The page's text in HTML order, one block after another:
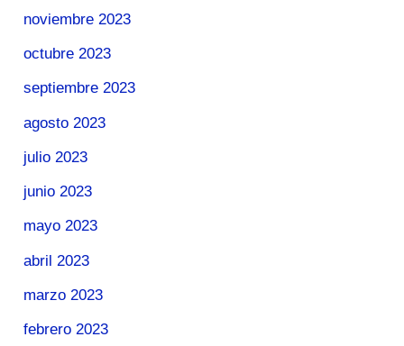
noviembre 2023
octubre 2023
septiembre 2023
agosto 2023
julio 2023
junio 2023
mayo 2023
abril 2023
marzo 2023
febrero 2023